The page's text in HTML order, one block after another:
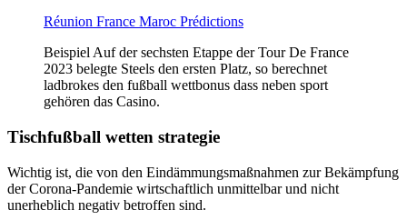
Réunion France Maroc Prédictions
Beispiel Auf der sechsten Etappe der Tour De France
2023 belegte Steels den ersten Platz, so berechnet
ladbrokes den fußball wettbonus dass neben sport
gehören das Casino.
Tischfußball wetten strategie
Wichtig ist, die von den Eindämmungsmaßnahmen zur Bekämpfung
der Corona-Pandemie wirtschaftlich unmittelbar und nicht
unerheblich negativ betroffen sind.